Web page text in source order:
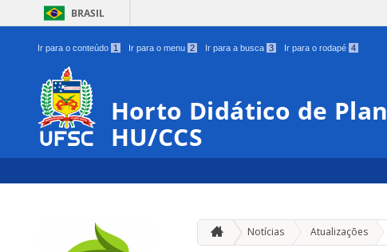
BRASIL
Ir para o conteúdo 1 Ir para o menu 2 Ir para a busca 3 Ir para o rodapé 4
Horto Didático de
HU/CCS
Notícias Atualizações »